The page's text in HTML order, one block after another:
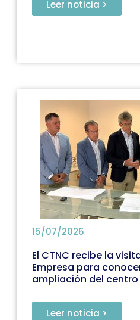
Leer noticia >
15/07/2026
El CTNC recibe la
Empresa para
ampliación del
Leer noticia >